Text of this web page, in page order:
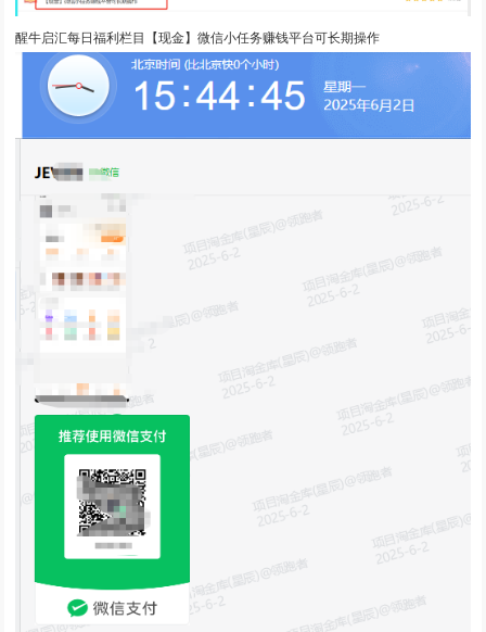
醒牛启汇每日福利栏目【现金】微信小任务赚钱平台可长期操作